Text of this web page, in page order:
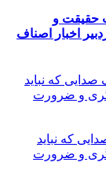
حقیقت و
اخبار اصناف
که نباید
و ضرورت